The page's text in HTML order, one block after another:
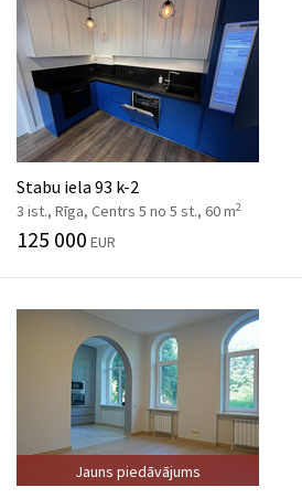
Stabu iela 93 k-2
3 ist., Rīga, Centrs 5 no 5 st., 60 m2
125 000 EUR
Jauns piedāvājums